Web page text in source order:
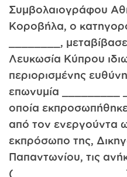
Συμβολαιογράφου
Κοροβήλα, ο
________,
Λευκωσία Κύπρου
περιορισμένης
επωνυμία _________
οποία
από τον ενεργούντα
εκπρόσωπο της,
Παπαντωνίου, τις
(________